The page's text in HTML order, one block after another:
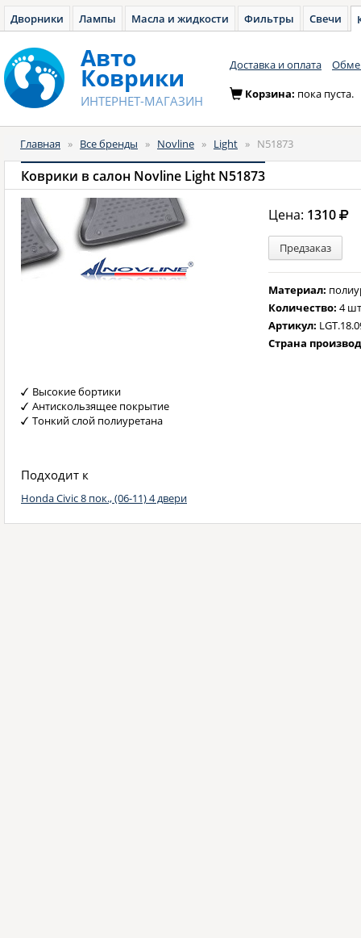
Дворники Лампы Масла и жидкости Фильтры Свечи
Авто
Коврики
ИНТЕРНЕТ-МАГАЗИН
Доставка и оплата
Корзина: пока пуста.
Главная » Все бренды » Novline » Light » N51873
Коврики в салон Novline Light N51873
Цена: 1310
Предзаказ
Материал:
Количество:4
Артикул:
Страна
Высокие бортики
Антискользящее покрытие
Тонкий слой полиуретана
Подходит к
Honda Civic 8 пок., (06-11) 4 двери